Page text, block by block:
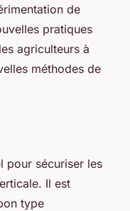
de
pratiques
agriculteurs à
méthodes de
pour sécuriser les
Il est
type